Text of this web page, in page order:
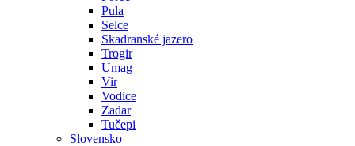
Pula
Selce
Skadranské jazero
Trogir
Umag
Vir
Vodice
Zadar
Tučepi
Slovensko